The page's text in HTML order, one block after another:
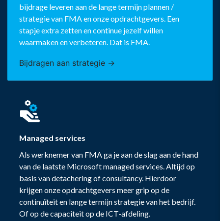
bijdrage leveren aan de lange termijn plannen /
strategie van FMA en onze opdrachtgevers. Een
stapje extra zetten en continue jezelf willen
waarmaken en verbeteren. Dat is FMA.
Bijdragen aan strategie →
Managed services
Als werknemer van FMA ga je aan de slag aan de hand
van de laatste Microsoft managed services. Altijd op
basis van detachering of consultancy. Hierdoor
krijgen onze opdrachtgevers meer grip op de
continuïteit en lange termijn strategie van het bedrijf.
Of op de capaciteit op de ICT-afdeling.